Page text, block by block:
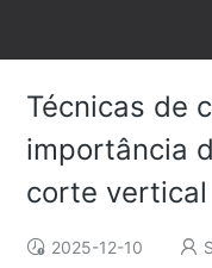
Técnicas de
importância
corte vertical
2025-12-10